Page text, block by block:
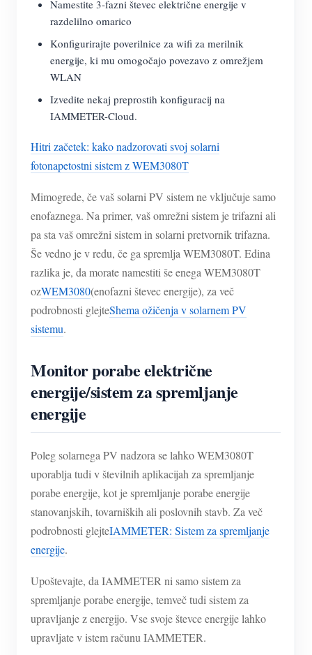
Namestite 3-fazni števec električne energije v
razdelilno omarico
Konfigurirajte poverilnice za wifi za merilnik
energije, ki mu omogočajo povezavo z omrežjem
WLAN
Izvedite nekaj preprostih konfiguracij na
IAMMETER-Cloud.
Hitri začetek: kako nadzorovati svoj solarni
fotonapetostni sistem z WEM3080T
Mimogrede, če vaš solarni PV sistem ne vključuje samo
enofaznega. Na primer, vaš omrežni sistem je trifazni ali
pa sta vaš omrežni sistem in solarni pretvornik trifazna.
Še vedno je v redu, če ga spremlja WEM3080T. Edina
razlika je, da morate namestiti še enega WEM3080T
ozWEM3080(enofazni števec energije), za več
podrobnosti glejteShema ožičenja v solarnem PV
sistemu.
Monitor porabe električne
energije/sistem za spremljanje
energije
Poleg solarnega PV nadzora se lahko WEM3080T
uporablja tudi v številnih aplikacijah za spremljanje
porabe energije, kot je spremljanje porabe energije
stanovanjskih, tovarniških ali poslovnih stavb. Za več
podrobnosti glejteIAMMETER: Sistem za spremljanje
energije.
Upoštevajte, da IAMMETER ni samo sistem za
spremljanje porabe energije, temveč tudi sistem za
upravljanje z energijo. Vse svoje števce energije lahko
upravljate v istem računu IAMMETER.